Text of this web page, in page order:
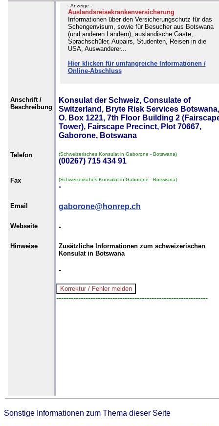
- Anzeige -
Auslandsreisekrankenversicherung
Informationen über den Versicherungschutz für das
Schengenvisum, sowie für Besucher aus Botswana
(und anderen Ländern), ausländische Gäste,
Sprachschüler, Aupairs, Studenten, Reisen in die
USA, Auswanderer...
Hier klicken für umfangreiche Informationen /
Online-Abschluss
Anschrift /
Beschreibung
Konsulat der Schweiz, Consulate of
Switzerland, Bryte Risk Services
O. Box 1221, 7th Floor Building 2
Tower), Fairscape Precinct, Plot 70667,
Gaborone, Botswana
Telefon (Schweizerisches Konsulat in Gaborone - Botswana)
(00267) 715 434 91
Fax (Schweizerisches Konsulat in Gaborone - Botswana)
-
Email gaborone@honrep.ch
Webseite -
Hinweise
Zusätzliche Informationen zum schweizerischen
Konsulat in Botswana
-
--------------------------------------------------------------
Sonstige Informationen zum Thema dieser Seite